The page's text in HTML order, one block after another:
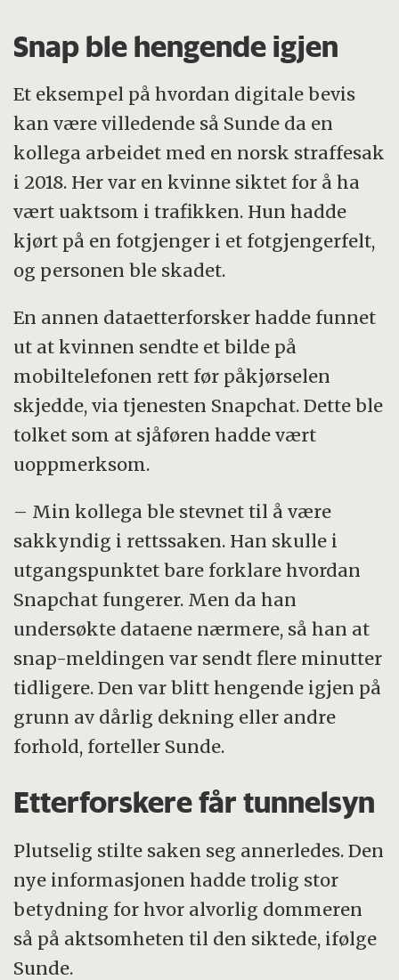
Snap ble hengende igjen
Et eksempel på hvordan digitale bevis
kan være villedende så Sunde da en
kollega arbeidet med en norsk straffesak
i 2018. Her var en kvinne siktet for å ha
vært uaktsom i trafikken. Hun hadde
kjørt på en fotgjenger i et fotgjengerfelt,
og personen ble skadet.
En annen dataetterforsker hadde funnet
ut at kvinnen sendte et bilde på
mobiltelefonen rett før påkjørselen
skjedde, via tjenesten Snapchat. Dette ble
tolket som at sjåføren hadde vært
uoppmerksom.
– Min kollega ble stevnet til å være
sakkyndig i rettssaken. Han skulle i
utgangspunktet bare forklare hvordan
Snapchat fungerer. Men da han
undersøkte dataene nærmere, så han at
snap-meldingen var sendt flere minutter
tidligere. Den var blitt hengende igjen på
grunn av dårlig dekning eller andre
forhold, forteller Sunde.
Etterforskere får tunnelsyn
Plutselig stilte saken seg annerledes. Den
nye informasjonen hadde trolig stor
betydning for hvor alvorlig dommeren
så på aktsomheten til den siktede, ifølge
Sunde.